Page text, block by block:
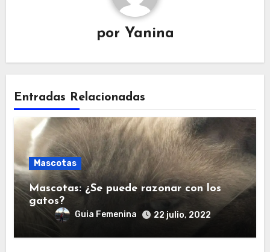
por Yanina
Entradas Relacionadas
Mascotas
Mascotas: ¿Se puede razonar con los
gatos?
Guia Femenina 22 julio, 2022